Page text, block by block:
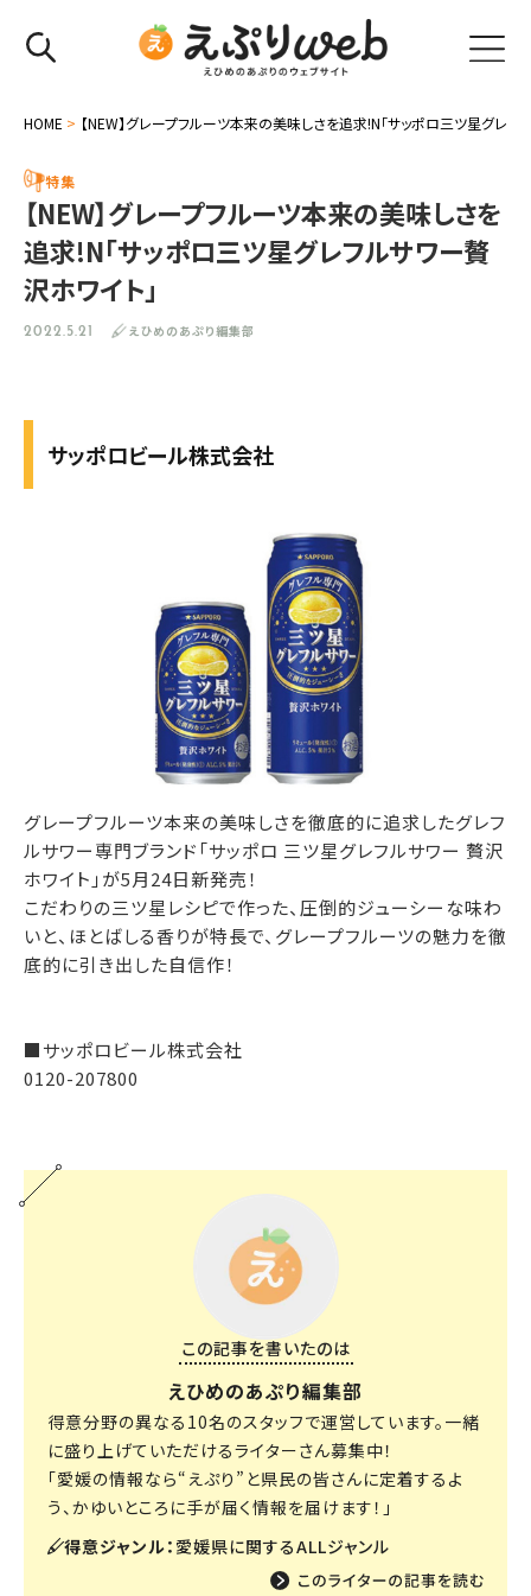
HOME > 【NEW】グレープフルーツ本来の美味しさを追求!N「サッポロ三ツ星グレフ
特集
【NEW】グレープフルーツ本来の美味しさを
追求!N「サッポロ三ツ星グレフルサワー贅
沢ホワイト」
2022.5.21 えひめのあぷり編集部
サッポロビール株式会社
グレープフルーツ本来の美味しさを徹底的に追求したグレフ
ルサワー専門ブランド「サッポロ 三ツ星グレフルサワー 贅沢
ホワイト」が5月24日新発売！
こだわりの三ツ星レシピで作った、圧倒的ジューシーな味わ
いと、ほとばしる香りが特長で、グレープフルーツの魅力を徹
底的に引き出した自信作！
■サッポロビール株式会社
0120-207800
この記事を書いたのは
えひめのあぷり編集部
得意分野の異なる10名のスタッフで運営しています。一緒
に盛り上げていただけるライターさん募集中！
「愛媛の情報なら“えぷり”と県民の皆さんに定着するよ
う、かゆいところに手が届く情報を届けます！」
得意ジャンル： 愛媛県に関するALLジャンル